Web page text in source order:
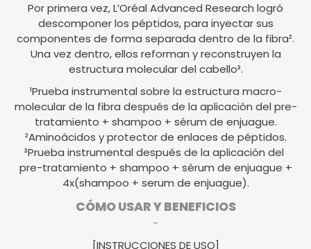
Por primera vez, L’Oréal Advanced Research logró
descomponer los péptidos, para inyectar sus
componentes de forma separada dentro de la fibra².
Una vez dentro, ellos reforman y reconstruyen la
estructura molecular del cabello³.
¹Prueba instrumental sobre la estructura macro-
molecular de la fibra después de la aplicación del pre-
tratamiento + shampoo + sérum de enjuague.
²Aminoácidos y protector de enlaces de péptidos.
³Prueba instrumental después de la aplicación del
pre-tratamiento + shampoo + sérum de enjuague +
4x(shampoo + serum de enjuague).
CÓMO USAR Y BENEFICIOS
−
[INSTRUCCIONES DE USO]